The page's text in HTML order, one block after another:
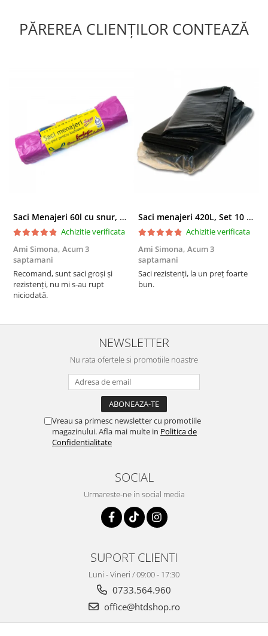
PĂREREA CLIENȚILOR CONTEAZĂ
Saci Menajeri 60l cu snur, Roz, 10buc/rola
Achizitie verificata
Ami Simona, Acum 3
saptamani
Recomand, sunt saci groși și
rezistenți, nu mi s-au rupt
niciodată.
Saci menajeri 420L, Set 10 bucati
Achizitie verificata
Ami Simona, Acum 3
saptamani
Saci rezistenți, la un preț foarte
bun.
NEWSLETTER
Nu rata ofertele si promotiile noastre
Vreau sa primesc newsletter cu promotiile
magazinului. Afla mai multe in Politica de
Confidentialitate
SOCIAL
Urmareste-ne in social media
SUPORT CLIENTI
Luni - Vineri / 09:00 - 17:30
0733.564.960
office@htdshop.ro